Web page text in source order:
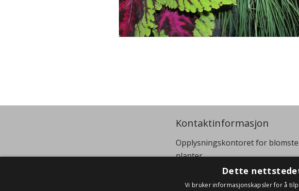
Kontaktinformasjon
Opplysningskontoret for
planter
+47 40 07 99 95
Email: siviren@gartnerforbundet.no
Dette
Vi bruker informasjonskapsler for å